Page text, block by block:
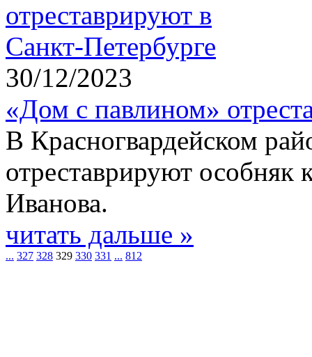
30/12/2023
«Дом с павлином»
В Красногвардейском
отреставрируют особняк
Иванова.
читать дальше »
... 327 328 329 330 331 ... 812